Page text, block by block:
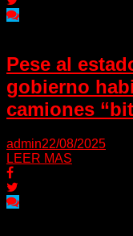
Pese al
gobierno
camiones
admin22/08/2025
LEER MAS